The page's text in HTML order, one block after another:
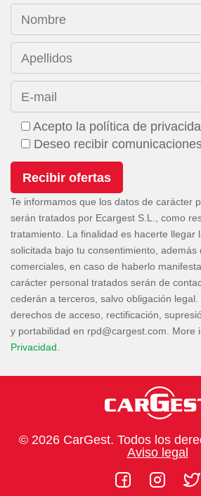
Nombre
Apellidos
E-mail
Acepto la política de
Deseo recibir
Te informamos que los datos de carácter
serán tratados por Ecargest S.L., como
tratamiento. La finalidad es hacerte llegar
solicitada bajo tu consentimiento, además
comerciales, en caso de haberlo
carácter personal tratados serán de
cederán a terceros, salvo obligación
derechos de acceso, rectificación,
y portabilidad en
. More
Privacidad
© 2026 CarGest. Todos los
Aviso legal